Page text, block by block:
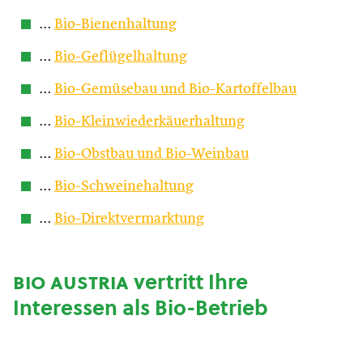
… Bio-Bienenhaltung
… Bio-Geflügelhaltung
… Bio-Gemüsebau und Bio-Kartoffelbau
… Bio-Kleinwiederkäuerhaltung
… Bio-Obstbau und Bio-Weinbau
… Bio-Schweinehaltung
… Bio-Direktvermarktung
bio austriavertritt Ihre
Interessen als Bio-Betrieb